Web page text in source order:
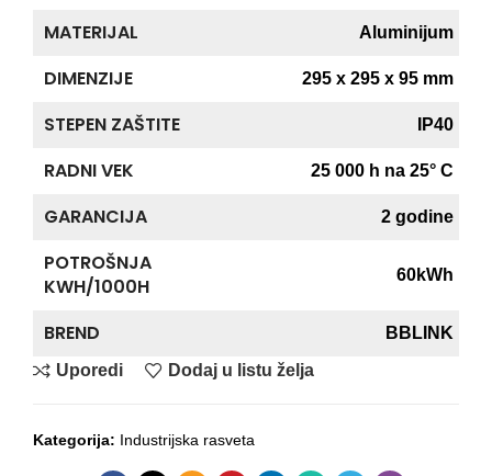
MATERIJAL Aluminijum
DIMENZIJE 295 x 295 x 95 mm
STEPEN ZAŠTITE IP40
RADNI VEK 25 000 h na 25° C
GARANCIJA 2 godine
POTROŠNJA
KWH/1000H
60kWh
BREND
BBLINK
Uporedi
Dodaj u listu želja
Kategorija: Industrijska rasveta